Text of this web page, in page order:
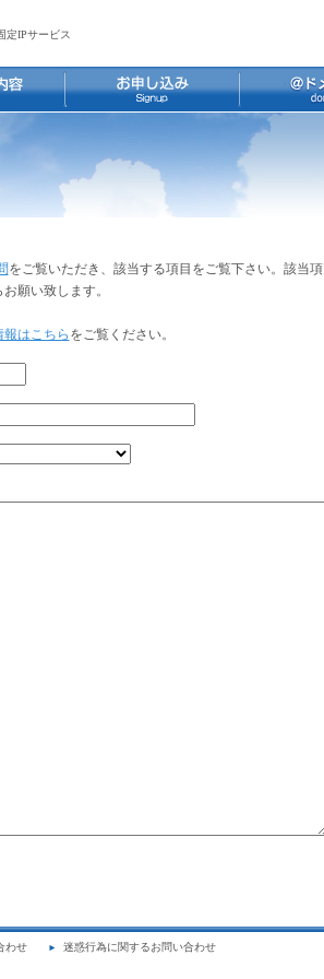
定IPサービス
をご覧いただき、該当する項目をご覧下さい。該当項
願い致します。
はこちら をご覧ください。
わせ 迷惑行為に関するお問い合わせ